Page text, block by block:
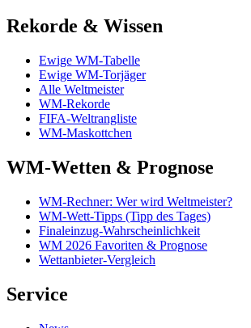
Rekorde & Wissen
Ewige WM-Tabelle
Ewige WM-Torjäger
Alle Weltmeister
WM-Rekorde
FIFA-Weltrangliste
WM-Maskottchen
WM-Wetten & Prognose
WM-Rechner: Wer wird Weltmeister?
WM-Wett-Tipps (Tipp des Tages)
Finaleinzug-Wahrscheinlichkeit
WM 2026 Favoriten & Prognose
Wettanbieter-Vergleich
Service